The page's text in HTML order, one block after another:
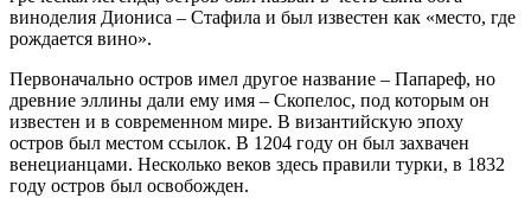
виноделия Диониса – Стафила и был известен как «место, где
рождается вино».
Первоначально остров имел другое название – Папареф, но
древние эллины дали ему имя – Скопелос, под которым он
известен и в современном мире. В византийскую эпоху
остров был местом ссылок. В 1204 году он был захвачен
венецианцами. Несколько веков здесь правили турки, в 1832
году остров был освобожден.